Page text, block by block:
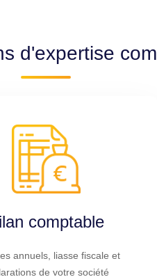
d'expertise
comptable
annuels, liasse fiscale et
de votre société